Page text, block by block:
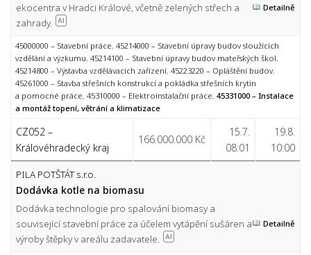
ekocentra v Hradci Králové, včetně zelených střech a
zahrady.
AI
Detailně
45000000 – Stavební práce, 45214000 – Stavební úpravy budov sloužících
vzdělání a výzkumu, 45214100 – Stavební úpravy budov mateřských škol,
45214800 – Výstavba vzdělávacích zařízení, 45223220 – Opláštění budov,
45261000 – Stavba střešních konstrukcí a pokládka střešních krytin
a pomocné práce, 45310000 – Elektroinstalační práce, 45331000 – Instalace
a montáž topení, větrání a klimatizace
CZ052 –
Královéhradecký kraj
166.000.000 Kč
15.7.
08:01
19.8.
10:00
PILA POTŠTÁT s.r.o.
Dodávka kotle na biomasu
Dodávka technologie pro spalování biomasy a
související stavební práce za účelem vytápění sušáren a
výroby štěpky v areálu zadavatele.
AI
Detailně